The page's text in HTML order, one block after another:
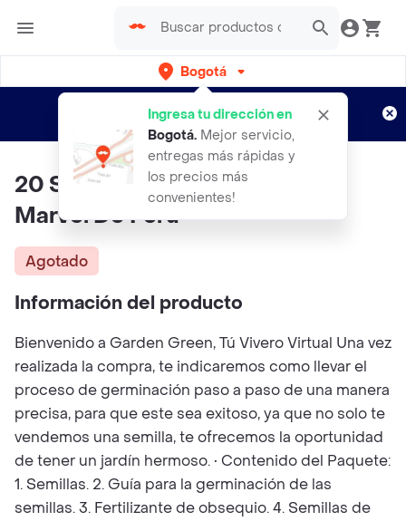
Bogotá
Ingresa tu dirección en
Bogotá. Mejor servicio,
entregas más rápidas y
los precios más
convenientes!
envíos gratis por semanas
Aplican TyC
20 Semillas Orgánicas De Flor
Marvel De Perú
Agotado
Información del producto
Bienvenido a Garden Green, Tú Vivero Virtual Una vez
realizada la compra, te indicaremos como llevar el
proceso de germinación paso a paso de una manera
precisa, para que este sea exitoso, ya que no solo te
vendemos una semilla, te ofrecemos la oportunidad
de tener un jardín hermoso. • Contenido del Paquete:
1. Semillas. 2. Guía para la germinación de las
semillas. 3. Fertilizante de obsequio. 4. Semillas de